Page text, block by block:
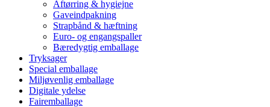
Aftørring & hygiejne
Gaveindpakning
Strapbånd & hæftning
Euro- og engangspaller
Bæredygtig emballage
Tryksager
Special emballage
Miljøvenlig emballage
Digitale ydelse
Fairemballage